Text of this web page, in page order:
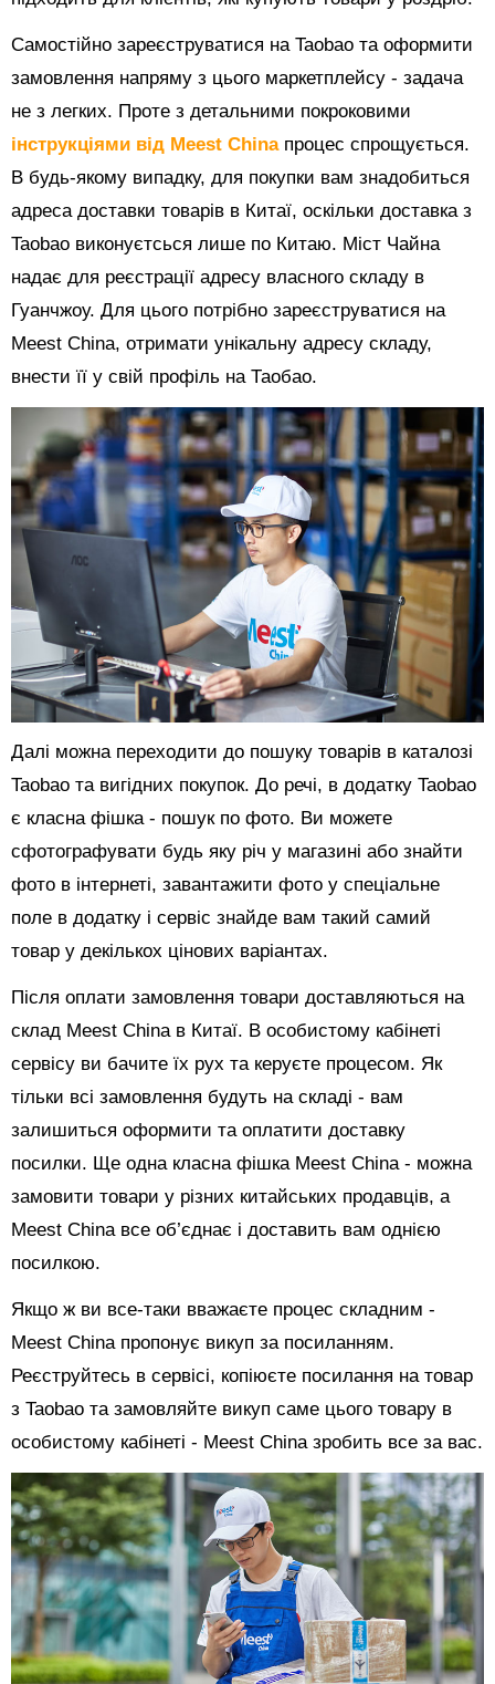
Самостійно зареєструватися на Taobao та оформити
замовлення напряму з цього маркетплейсу - задача
не з легких. Проте з детальними покроковими
інструкціями від Meest China процес спрощується.
В будь-якому випадку, для покупки вам знадобиться
адреса доставки товарів в Китаї, оскільки доставка з
Taobao виконуєтсься лише по Китаю. Міст Чайна
надає для реєстрації адресу власного складу в
Гуанчжоу. Для цього потрібно зареєструватися на
Meest China, отримати унікальну адресу складу,
внести її у свій профіль на Таобао.
Далі можна переходити до пошуку товарів в каталозі
Taobao та вигідних покупок. До речі, в додатку Taobao
є класна фішка - пошук по фото. Ви можете
сфотографувати будь яку річ у магазині або знайти
фото в інтернеті, завантажити фото у спеціальне
поле в додатку і сервіс знайде вам такий самий
товар у декількох цінових варіантах.
Після оплати замовлення товари доставляються на
склад Meest China в Китаї. В особистому кабінеті
сервісу ви бачите їх рух та керуєте процесом. Як
тільки всі замовлення будуть на складі - вам
залишиться оформити та оплатити доставку
посилки. Ще одна класна фішка Meest China - можна
замовити товари у різних китайських продавців, а
Meest China все об’єднає і доставить вам однією
посилкою.
Якщо ж ви все-таки вважаєте процес складним -
Meest China пропонує викуп за посиланням.
Реєструйтесь в сервісі, копіюєте посилання на товар
з Taobao та замовляйте викуп саме цього товару в
особистому кабінеті - Meest China зробить все за вас.